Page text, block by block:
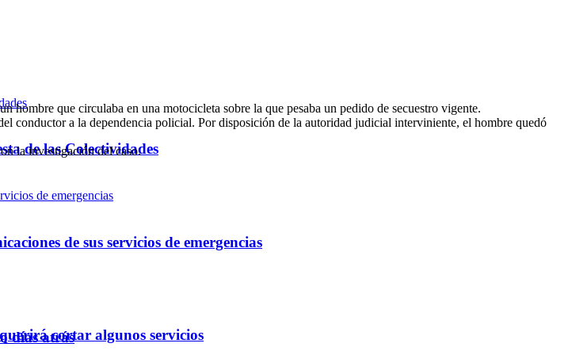
de las Colectividades
de sus servicios de emergencias
cortar algunos servicios
que circulaba en una motocicleta sobre la que pesaba un pedido de secuestro vigente.
conductor a la dependencia policial. Por disposición de la autoridad judicial interviniente, el hombre quedó
la investigación del caso.
días atrás